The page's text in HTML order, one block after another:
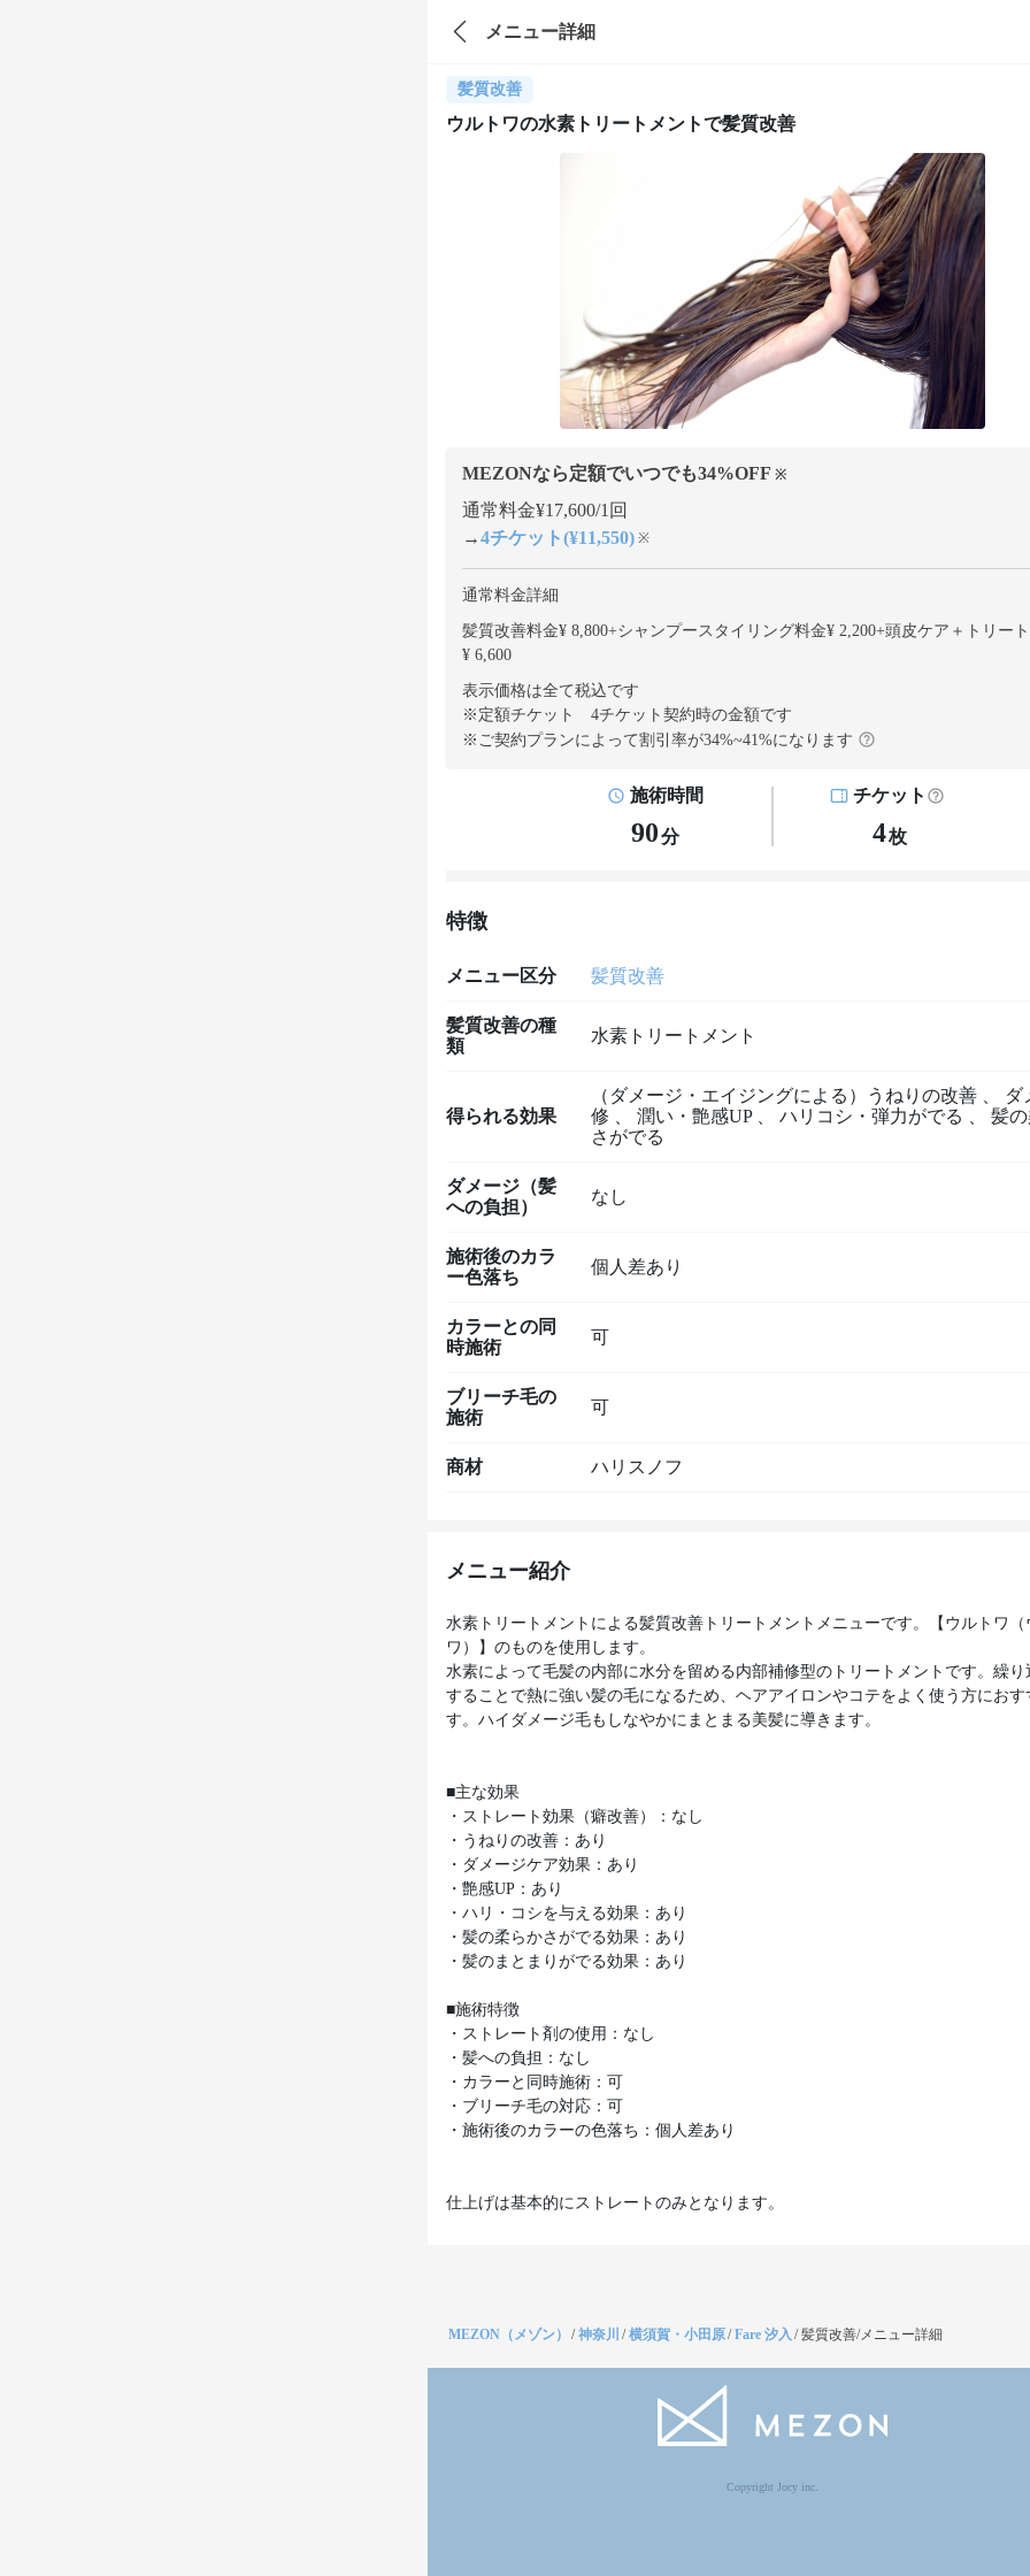
メニュー詳細
髪質改善
ウルトワの水素トリートメントで髪質改善
MEZONなら定額でいつでも34%OFF ※
通常料金¥17,600/1回
→4チケット(¥11,550) ※
通常料金詳細
髪質改善料金¥ 8,800+シャンプースタイリング料金¥ 2,200+頭皮ケア＋トリー
¥ 6,600
表示価格は全て税込です
※定額チケット 4チケット契約時の金額です
※ご契約プランによって割引率が34%~41%になります
施術時間
90分
チケット
4枚
特徴
メニュー区分 髪質改善
髪質改善の種
類
水素トリートメント
得られる効果
（ダメージ・エイジングによる）うねりの改善
ダ
修
潤い・艶感UP ハリコシ・弾力がでる
髪
さがでる
ダメージ（髪
への負担）
なし
施術後のカラ
ー色落ち
個人差あり
カラーとの同
時施術
可
ブリーチ毛の
施術
可
商材 ハリスノフ
メニュー紹介
水素トリートメントによる髪質改善トリートメントメニューです。【ウルトワ（
ワ）】のものを使用します。
水素によって毛髪の内部に水分を留める内部補修型のトリートメントです。繰り
することで熱に強い髪の毛になるため、ヘアアイロンやコテをよく使う方におす
す。ハイダメージ毛もしなやかにまとまる美髪に導きます。
■主な効果
・ストレート効果（癖改善）：なし
・うねりの改善：あり
・ダメージケア効果：あり
・艶感UP：あり
・ハリ・コシを与える効果：あり
・髪の柔らかさがでる効果：あり
・髪のまとまりがでる効果：あり
■施術特徴
・ストレート剤の使用：なし
・髪への負担：なし
・カラーと同時施術：可
・ブリーチ毛の対応：可
・施術後のカラーの色落ち：個人差あり
仕上げは基本的にストレートのみとなります。
MEZON（メゾン） /神奈川 /横須賀・小田原/Fare 汐入 /髪質改善/メニュー詳細
Copyright Jocy inc.